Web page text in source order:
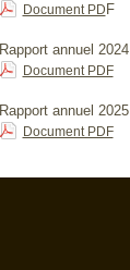
Document PD F
Rapport annuel 2024
Document PDF
Rapport annuel 2025
Document PDF